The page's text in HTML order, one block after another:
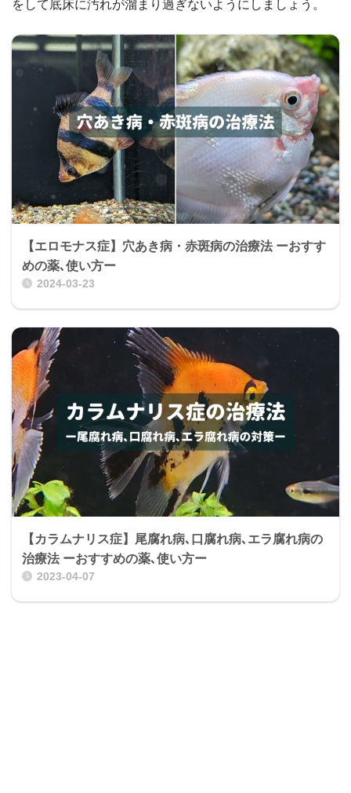
をして底床に汚れが溜まり過ぎないようにしましょう。
【エロモナス症】穴あき病・赤斑病の治療法 ーおすす
めの薬､使い方ー
2024-03-23
【カラムナリス症】尾腐れ病､口腐れ病､エラ腐れ病の
治療法 ーおすすめの薬､使い方ー
2023-04-07